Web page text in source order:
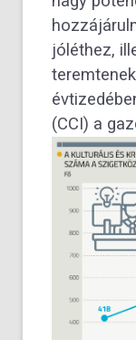
jóléthez,
(CCI) a